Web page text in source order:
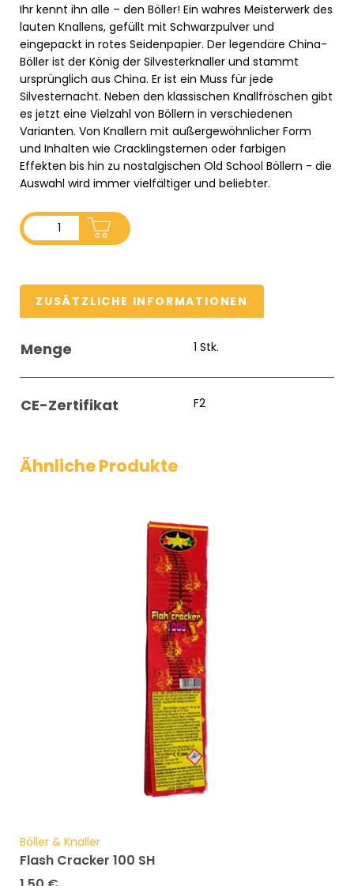
Ihr kennt ihn alle – den Böller! Ein wahres Meisterwerk des
lauten Knallens, gefüllt mit Schwarzpulver und
eingepackt in rotes Seidenpapier. Der legendäre China-
Böller ist der König der Silvesterknaller und stammt
ursprünglich aus China. Er ist ein Muss für jede
Silvesternacht. Neben den klassischen Knallfröschen gibt
es jetzt eine Vielzahl von Böllern in verschiedenen
Varianten. Von Knallern mit außergewöhnlicher Form
und Inhalten wie Cracklingsternen oder farbigen
Effekten bis hin zu nostalgischen Old School Böllern - die
Auswahl wird immer vielfältiger und beliebter.
ZUSÄTZLICHE INFORMATIONEN
Menge 1 Stk.
CE-Zertifikat F2
Ähnliche Produkte
Böller & Knaller
Flash Cracker 100 SH